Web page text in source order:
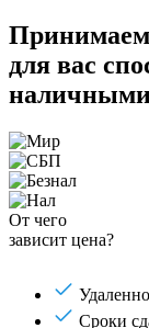
для вас
От чего
зависит цена?
Сроки